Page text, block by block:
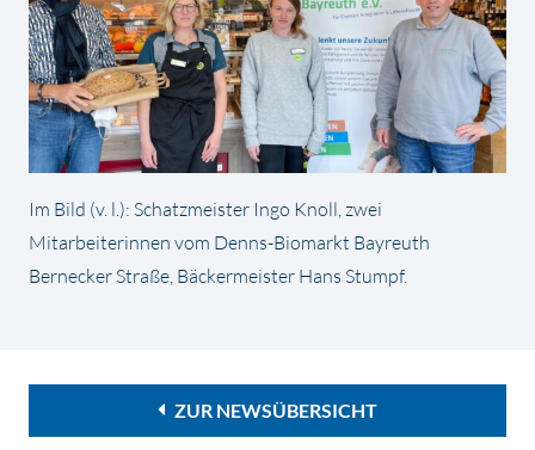
Im Bild (v. l.): Schatzmeister Ingo Knoll, zwei
Mitarbeiterinnen vom Denns-Biomarkt Bayreuth
Bernecker Straße, Bäckermeister Hans Stumpf.
ZUR NEWSÜBERSICHT